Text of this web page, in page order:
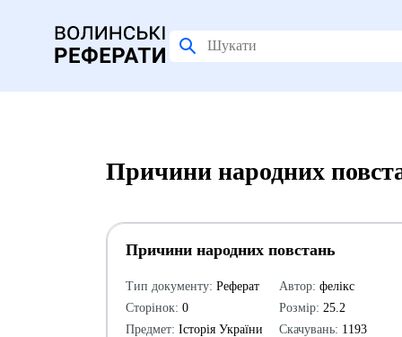
Причини народних
Причини народних повстань
Тип документу: Реферат
Сторінок: 0
Предмет: Історія України
Автор: фелікс
Розмір: 25.2
Скачувань: 1193